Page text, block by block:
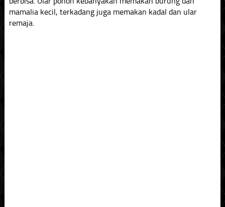
mamalia kecil, terkadang juga memakan kadal dan ular
remaja.